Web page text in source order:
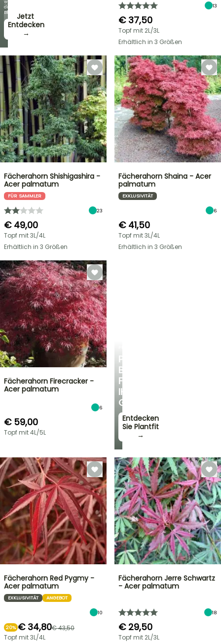
Angebote
Jetzt
zugreifen!
→
die
Blüten!
Entdecken
→
PERSÖNLICHE
BERATUNG
FÜR
IHREN
GARTEN
Entdecken
Sie Plantfit
→
13
€ 37,50
Topf mit 2L/3L
Erhältlich in 3 Größen
Fächerahorn Shishigashira -
Acer palmatum
FÜR SAMMLER
23
€ 49,00
Topf mit 3L/4L
Erhältlich in 3 Größen
Fächerahorn Shaina - Acer
palmatum
EXKLUSIVITÄT
6
€ 41,50
Topf mit 3L/4L
Erhältlich in 3 Größen
Fächerahorn Firecracker -
Acer palmatum
6
€ 59,00
Topf mit 4L/5L
Fächerahorn Red Pygmy -
Acer palmatum
EXKLUSIVITÄT ANGEBOT
10
20% € 34,80€ 43,50
Topf mit 3L/4L
Fächerahorn Jerre Schwartz
- Acer palmatum
18
€ 29,50
Topf mit 2L/3L